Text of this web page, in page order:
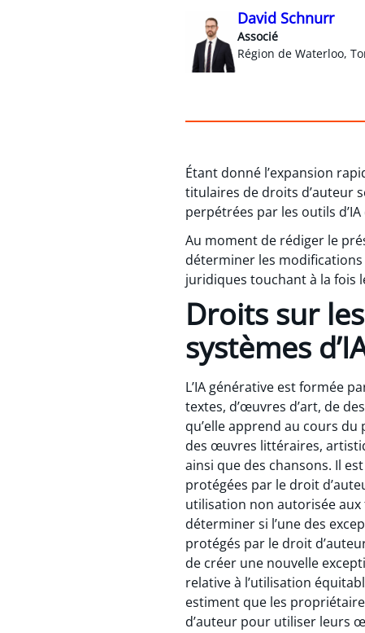
David Schnurr
Associé
Région de Waterloo,
Étant donné l’expansion
titulaires de droits d’auteur
perpétrées par les outils
Au moment de rédiger le
déterminer les
juridiques touchant à la fois
Droits sur
systèmes
L’IA générative est formée
textes, d’œuvres d’art, de
qu’elle apprend au cours
des œuvres littéraires,
ainsi que des chansons. Il
protégées par le droit
utilisation non autorisée aux
déterminer si l’une des
protégés par le droit
de créer une nouvelle
relative à l’utilisation
estiment que les
d’auteur pour utiliser leurs